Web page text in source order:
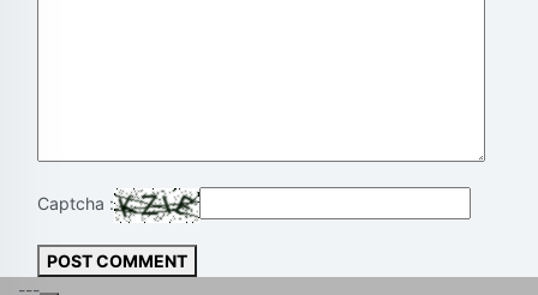
Captcha :
POST COMMENT
---